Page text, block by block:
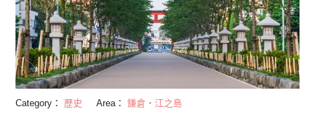
Category： 歷史 Area： 鎌倉・江之島